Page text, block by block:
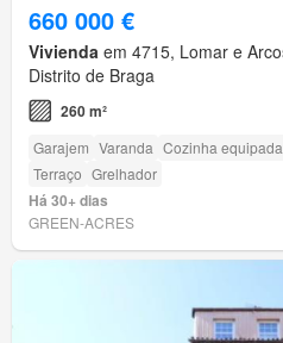
660 000 €
Vivienda em 4715, Lomar e
Distrito de Braga
260 m²
Garajem Varanda Cozinha equipada
Terraço Grelhador
Há 30+ dias
GREEN-ACRES